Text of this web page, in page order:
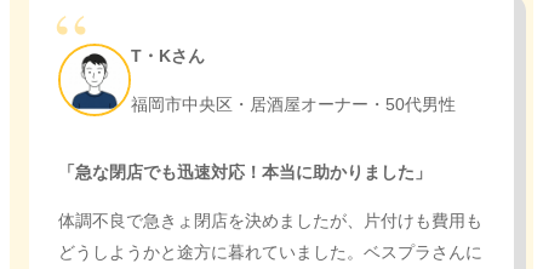
T・Kさん
福岡市中央区・居酒屋オーナー・50代男性
「急な閉店でも迅速対応！本当に助かりました」
体調不良で急きょ閉店を決めましたが、片付けも費用も
どうしようかと途方に暮れていました。ベスプラさんに